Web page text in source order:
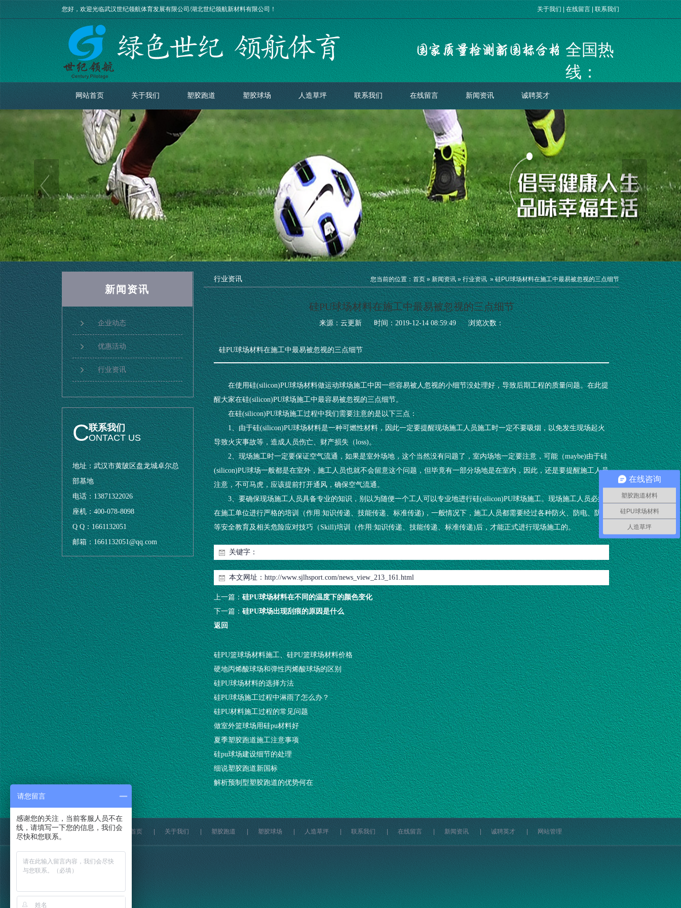
您好，欢迎光临武汉世纪领航体育发展有限公司/湖北世纪领航新材料有限公司！ 关于我们 |在线留言 联系我们
全国热
线：
400-078-
8098
网站首页 关于我们 塑胶跑道 塑胶球场 人造草坪 联系我们 在线留言 新闻资讯 诚聘英才
新闻资讯
企业动态
优惠活动
行业资讯
C联系我们
ONTACT US
地址：武汉市黄陂区盘龙城卓尔总
部基地
电话：13871322026
座机：400-078-8098
Q Q：1661132051
邮箱：1661132051@qq.com
行业资讯 您当前的位置：首页» 新闻资讯»行业资讯»硅PU球场材料在施工中最易被忽视的三点细节
硅PU球场材料在施工中最易被忽视的三点细节
来源：云更新 时间：2019-12-14 08:59:49 浏览次数：
硅PU球场材料在施工中最易被忽视的三点细节
在使用硅(silicon)PU球场材料做运动球场施工中因一些容易被人忽视的小细节没处理好，导致后期工程的质量问题。在此提
醒大家在硅(silicon)PU球场施工中最容易被忽视的三点细节。
在硅(silicon)PU球场施工过程中我们需要注意的是以下三点：
1、由于硅(silicon)PU球场材料是一种可燃性材料，因此一定要提醒现场施工人员施工时一定不要吸烟，以免发生现场起火
导致火灾事故等，造成人员伤亡、财产损失（loss)。
2、现场施工时一定要保证空气流通，如果是室外场地，这个当然没有问题了，室内场地一定要注意，可能（maybe)由于硅
(silicon)PU球场一般都是在室外，施工人员也就不会留意这个问题，但毕竟有一部分场地是在室内，因此，还是要提醒施工人员
注意，不可马虎，应该提前打开通风，确保空气流通。
3、要确保现场施工人员具备专业的知识，别以为随便一个工人可以专业地进行硅(silicon)PU球场施工。现场施工人员必须
在施工单位进行严格的培训（作用:知识传递、技能传递、标准传递)，一般情况下，施工人员都需要经过各种防火、防电、防毒
等安全教育及相关危险应对技巧（Skill)培训（作用:知识传递、技能传递、标准传递)后，才能正式进行现场施工的。
关键字：
本文网址： http://www.sjlhsport.com/news_view_213_161.html
上一篇：硅PU球场材料在不同的温度下的颜色变化
下一篇： 硅PU球场出现刮痕的原因是什么
返回
硅PU篮球场材料施工、硅PU篮球场材料价格
硬地丙烯酸球场和弹性丙烯酸球场的区别
硅PU球场材料的选择方法
硅PU球场施工过程中淋雨了怎么办？
硅PU材料施工过程的常见问题
做室外篮球场用硅pu材料好
夏季塑胶跑道施工注意事项
硅pu球场建设细节的处理
细说塑胶跑道新国标
解析预制型塑胶跑道的优势何在
网站首页 | 关于我们 | 塑胶跑道 | 塑胶球场 | 人造草坪 联系我们 在线留言 新闻资讯 诚聘英才 网站管理
在线咨询
塑胶跑道材料
硅PU球场材料
人造草坪
请您留言
感谢您的关注，当前客服人员不在
线，请填写一下您的信息，我们会
尽快和您联系。